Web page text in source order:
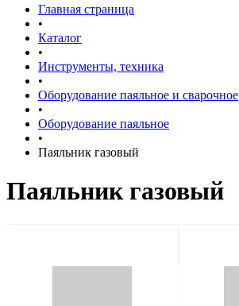
Главная страница
•
Каталог
•
Инструменты, техника
•
Оборудование паяльное и сварочное
•
Оборудование паяльное
•
Паяльник газовый
Паяльник газовый